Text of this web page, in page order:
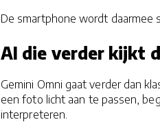
De smartphone wordt daarmee
AI die verder kijkt
Gemini Omni gaat verder dan
een foto licht aan te passen,
interpreteren.